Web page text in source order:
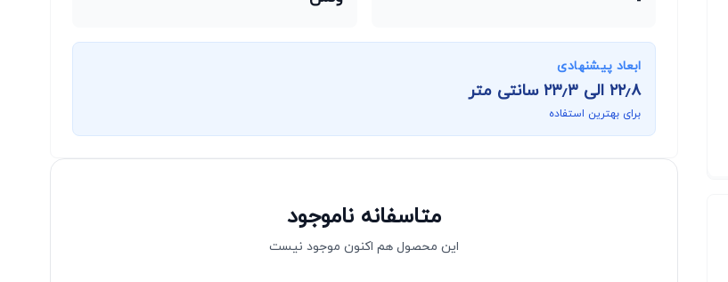
ابعاد پیشنهادی
۲۲٫۸الی ۲۳٫۳سانتی متر
برای بهترین استفاده
متاسفانه ناموجود
این محصول هم اکنون موجود نیست